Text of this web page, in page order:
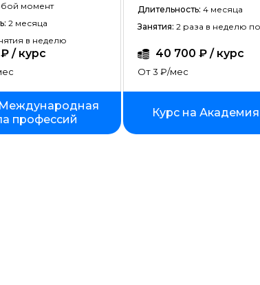
момент
2 месяца
в неделю
/ курс
профессий
Длительность: 4 месяца
Занятия: 2 раза в неделю
40 700 ₽ / курс
От 3 ₽/мес
Курс на